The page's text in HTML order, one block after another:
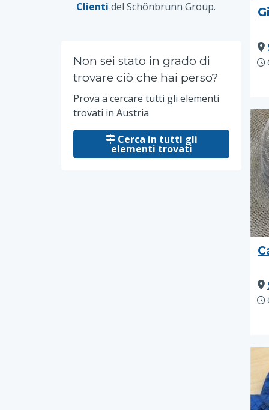
Clienti del Schönbrunn Group.
Non sei stato in grado di
trovare ciò che hai perso?
Prova a cercare tutti gli elementi
trovati in Austria
Cerca in tutti gli
elementi trovati